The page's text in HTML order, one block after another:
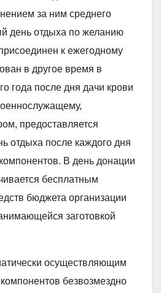
за ним среднего
день отдыха по желанию
к ежегодному
в другое время в
года после дня дачи крови
предоставляется
отдыха после каждого дня
В день донации
бесплатным
бюджета организации
заготовкой
осуществляющим
безвозмездно